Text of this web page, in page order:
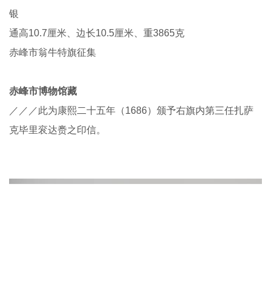
银
通高10.7厘米、边长10.5厘米、重3865克
赤峰市翁牛特旗征集
赤峰市博物馆藏
／／／此为康熙二十五年（1686）颁予右旗内第三任扎萨
克毕里衮达赉之印信。